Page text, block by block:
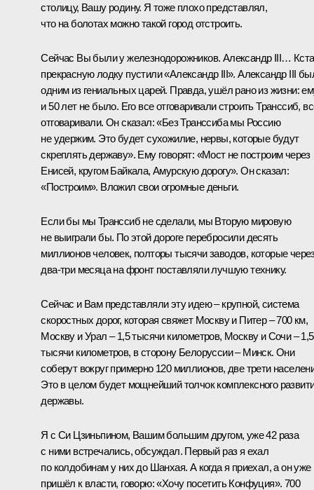
столицу, Вашу родину. Я тоже плохо представлял,
что на болотах можно такой город отстроить.
Сейчас Вы были у железнодорожников. Александр III…
прекрасную лодку пустили «Александр III». Александр III
одним из гениальных царей. Правда, ушёл рано из жизни:
и 50 лет не было. Его все отговаривали строить Транссиб,
отговаривали. Он сказал: «Без Транссиба мы Россию
не удержим. Это будет сухожилие, нервы, которые будут
скреплять державу». Ему говорят: «Мост не построим через
Енисей, кругом Байкала, Амурскую дорогу». Он сказал:
«Построим». Вложил свои огромные деньги.
Если бы мы Транссиб не сделали, мы Вторую мировую
не выиграли бы. По этой дороге перебросили десять
миллионов человек, полторы тысячи заводов, которые
два-три месяца на фронт поставляли лучшую технику.
Сейчас и Вам представляли эту идею – крупной, система
скоростных дорог, которая свяжет Москву и Питер – 700 км,
Москву и Урал – 1,5 тысячи километров, Москву и Сочи – 1,5
тысячи километров, в сторону Белоруссии – Минск. Они
соберут вокруг примерно 120 миллионов, две трети
Это в целом будет мощнейший толчок комплексного
державы.
Я с Си Цзиньпином, Вашим большим другом, уже 42 раза
с ними встречались, обсуждал. Первый раз я ехал
по колдобинам у них до Шанхая. А когда я приехал, а он уже
пришёл к власти, говорю: «Хочу посетить Конфуция». 700